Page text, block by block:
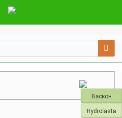
Васкон
Hydrolasta